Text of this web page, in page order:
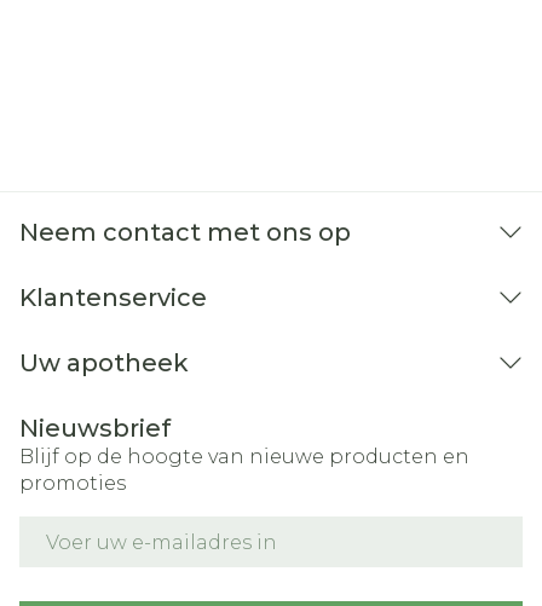
Neem contact met ons op
Klantenservice
Uw apotheek
Nieuwsbrief
Blijf op de hoogte van nieuwe producten en
promoties